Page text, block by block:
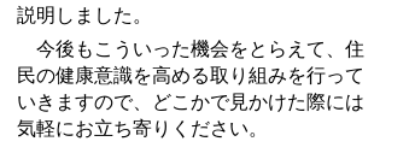
説明しました。
今後もこういった機会をとらえて、住
民の健康意識を高める取り組みを行って
いきますので、どこかで見かけた際には
気軽にお立ち寄りください。